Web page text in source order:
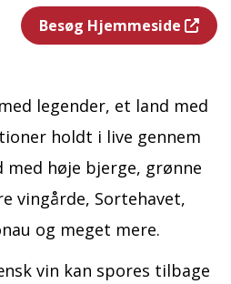
Besøg Hjemmeside
legender, et land med
holdt i live gennem
med høje bjerge, grønne
vingårde, Sortehavet,
og meget mere.
vin kan spores tilbage